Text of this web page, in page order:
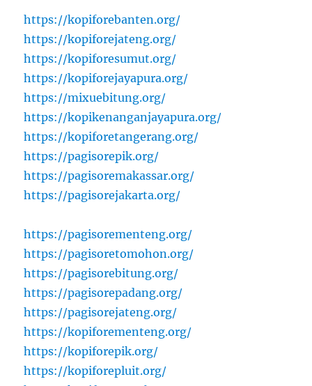
https://kopiforebanten.org/
https://kopiforejateng.org/
https://kopiforesumut.org/
https://kopiforejayapura.org/
https://mixuebitung.org/
https://kopikenanganjayapura.org/
https://kopiforetangerang.org/
https://pagisorepik.org/
https://pagisoremakassar.org/
https://pagisorejakarta.org/
https://pagisorementeng.org/
https://pagisoretomohon.org/
https://pagisorebitung.org/
https://pagisorepadang.org/
https://pagisorejateng.org/
https://kopiforementeng.org/
https://kopiforepik.org/
https://kopiforepluit.org/